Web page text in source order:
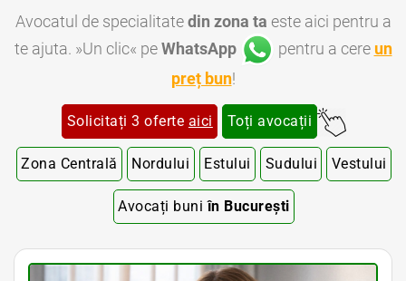
Avocatul de specialitatedin zona ta este aici pentru a
te ajuta. »Un clic« peWhatsApp pentru a cere un
preț bun!
Solicitați 3 oferte aici Toți avocații
Zona Centrală Nordului Estului Sudului Vestului
Avocați buniîn București